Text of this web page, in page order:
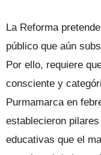
La Reforma
público que aún
Por ello, requiere
consciente y
Purmamarca en
establecieron
educativas que el